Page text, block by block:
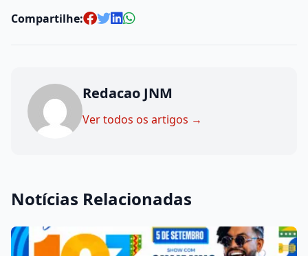
Compartilhe:
Redacao JNM
Ver todos os artigos →
Notícias Relacionadas